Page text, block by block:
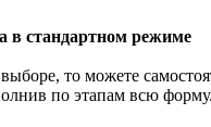
в стандартном режиме
то можете
по этапам всю форму.